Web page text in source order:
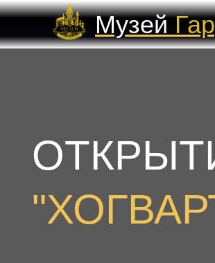
Музей